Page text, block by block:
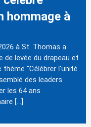
hommage à
à St. Thomas a
de levée du drapeau et
thème "Célébrer l'unité
des leaders
les 64 ans
[…]